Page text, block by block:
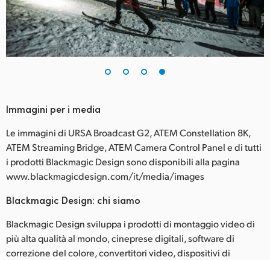
Immagini per i media
Le immagini di URSA Broadcast G2, ATEM Constellation 8K,
ATEM Streaming Bridge, ATEM Camera Control Panel e di tutti
i prodotti Blackmagic Design sono disponibili alla pagina
www.blackmagicdesign.com/it/media/images
Blackmagic Design: chi siamo
Blackmagic Design sviluppa i prodotti di montaggio video di
più alta qualità al mondo, cineprese digitali, software di
correzione del colore, convertitori video, dispositivi di